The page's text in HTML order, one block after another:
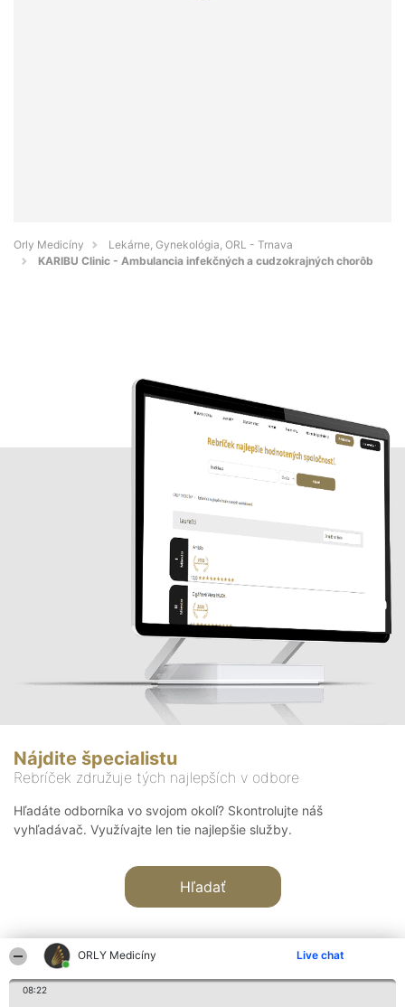
ORLY Medicíny Live chat
08:22
Orly Medicíny
Lekárne, Gynekológia, ORL - Trnava
KARIBU Clinic - Ambulancia infekčných a cudzokrajných chorôb
Nájdite špecialistu
Rebríček združuje tých najlepších v odbore
Hľadáte odborníka vo svojom okolí? Skontrolujte náš
vyhľadávač. Využívajte len tie najlepšie služby.
Hľadať